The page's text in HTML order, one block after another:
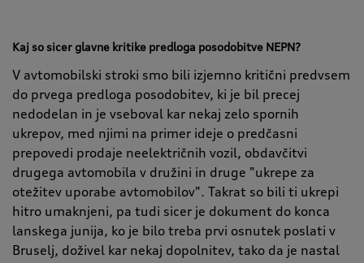
Kaj so sicer glavne kritike predloga posodobitve NEPN?
V avtomobilski stroki smo bili izjemno kritični predvsem
do prvega predloga posodobitev, ki je bil precej
nedodelan in je vseboval kar nekaj zelo spornih
ukrepov, med njimi na primer ideje o predčasni
prepovedi prodaje neelektričnih vozil, obdavčitvi
drugega avtomobila v družini in druge "ukrepe za
otežitev uporabe avtomobilov". Takrat so bili ti ukrepi
hitro umaknjeni, pa tudi sicer je dokument do konca
lanskega junija, ko je bilo treba prvi osnutek poslati v
Bruselj, doživel kar nekaj dopolnitev, tako da je nastal